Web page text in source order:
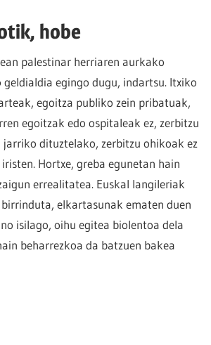
hobe
palestinar herriaren aurkako
egingo dugu, indartsu. Itxiko
egoitza publiko zein pribatuak,
egoitzak edo ospitaleak ez, zerbitzu
dituztelako, zerbitzu ohikoak ez
Hortxe, greba egunetan hain
errealitatea. Euskal langileriak
elkartasunak ematen duen
isilago, oihu egitea biolentoa dela
beharrezkoa da batzuen bakea